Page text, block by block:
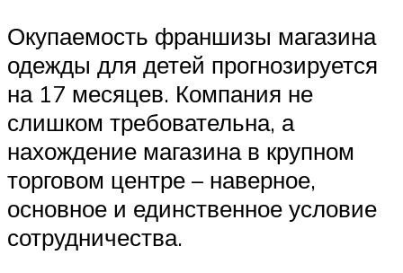
Окупаемость франшизы магазина
одежды для детей прогнозируется
на 17 месяцев. Компания не
слишком требовательна, а
нахождение магазина в крупном
торговом центре – наверное,
основное и единственное условие
сотрудничества.